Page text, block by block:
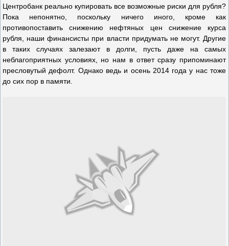
Центробанк реально купировать все возможные риски для рубля?
Пока непонятно, поскольку ничего иного, кроме как
противопоставить снижению нефтяных цен снижение курса
рубля, наши финансисты при власти придумать не могут. Другие
в таких случаях залезают в долги, пусть даже на самых
неблагоприятных условиях, но нам в ответ сразу припоминают
пресловутый дефолт. Однако ведь и осень 2014 года у нас тоже
до сих пор в памяти.